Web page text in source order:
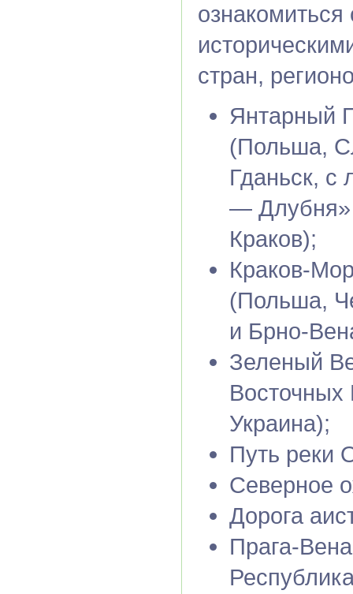
стран,
Янтарный
(Польша,
Гданьск, с
— Длубня»
Краков);
Краков-
(Польша,
и Брно-
Зеленый
Украина);
Путь реки
Северное
Дорога
Прага-